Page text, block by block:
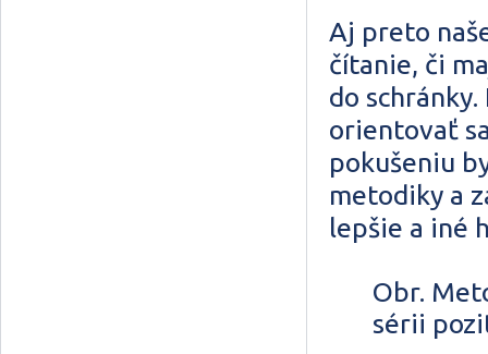
Aj preto
čítanie, či
do
orientovať
pokušeniu
metodiky a
lepšie a iné
Obr.
sérii